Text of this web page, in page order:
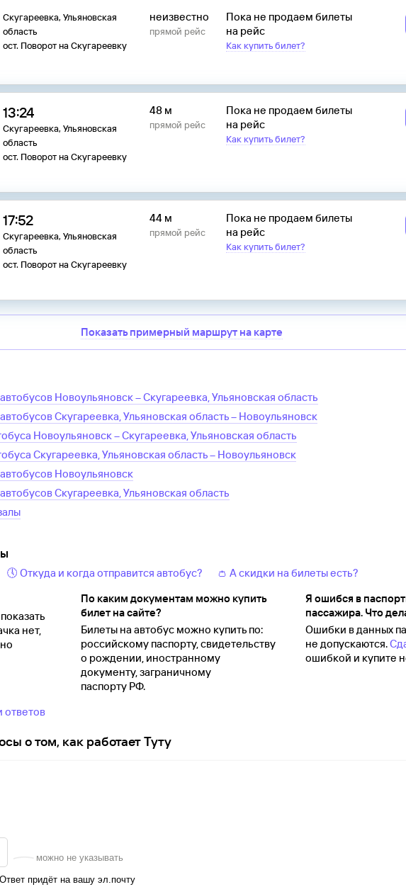
Скугареевка, Ульяновская
область
ост. Поворот на Скугареевку
неизвестно
прямой рейс
Пока не продаем билеты
на рейс
Как купить билет?
13:24
Скугареевка, Ульяновская
область
ост. Поворот на Скугареевку
48 м
прямой рейс
Пока не продаем билеты
на рейс
Как купить билет?
17:52
Скугареевка, Ульяновская
область
ост. Поворот на Скугареевку
44 м
прямой рейс
Пока не продаем билеты
на рейс
Как купить билет?
Показать примерный маршрут на карте
Новоульяновск–Скугареевка, Ульяновская область
Скугареевка, Ульяновская область– Новоульяновск
Новоульяновск–Скугареевка, Ульяновская область
Скугареевка, Ульяновская область– Новоульяновск
Новоульяновск
Скугареевка, Ульяновская область
🕔 Откуда и когда отправится автобус?
👛 А скидки на билеты есть?
нет,
По каким документам можно купить
билет на сайте?
Билеты на автобус можно купить по:
российскому паспорту, свидетельству
о рождении, иностранному
документу, заграничному
паспорту РФ.
Я ошибся в
пассажира. Что
Ошибки в данных
не допускаются.
ошибкой и купите
ответов
о том, как работает Туту
можно не указывать
придёт на вашу эл.почту